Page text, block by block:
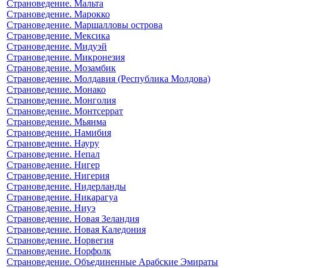
Страноведение. Мальта
Страноведение. Марокко
Страноведение. Маршалловы острова
Страноведение. Мексика
Страноведение. Мидуэй
Страноведение. Микронезия
Страноведение. Мозамбик
Страноведение. Молдавия (Республика Молдова)
Страноведение. Монако
Страноведение. Монголия
Страноведение. Монтсеррат
Страноведение. Мьянма
Страноведение. Намибия
Страноведение. Науру
Страноведение. Непал
Страноведение. Нигер
Страноведение. Нигерия
Страноведение. Нидерланды
Страноведение. Никарагуа
Страноведение. Ниуэ
Страноведение. Новая Зеландия
Страноведение. Новая Каледония
Страноведение. Норвегия
Страноведение. Норфолк
Страноведение. Объединенные Арабские Эмираты